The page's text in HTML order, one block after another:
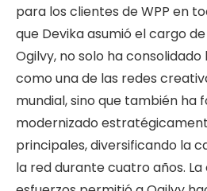
para los clientes de WPP en
que Devika asumió el cargo
Ogilvy, no solo ha
como una de las redes
mundial, sino que también ha
modernizado
principales, diversificando la
la red durante cuatro años.